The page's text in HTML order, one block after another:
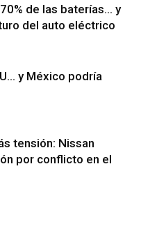
de las baterías… y
del auto eléctrico
y México podría
tensión: Nissan
por conflicto en el